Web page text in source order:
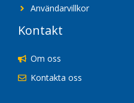
Användarvillkor
Kontakt
Om oss
Kontakta oss